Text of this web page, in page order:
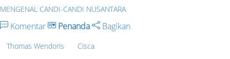
MENGENAL CANDI-CANDI NUSANTARA
Komentar Penanda Bagikan
Thomas Wendoris Cisca